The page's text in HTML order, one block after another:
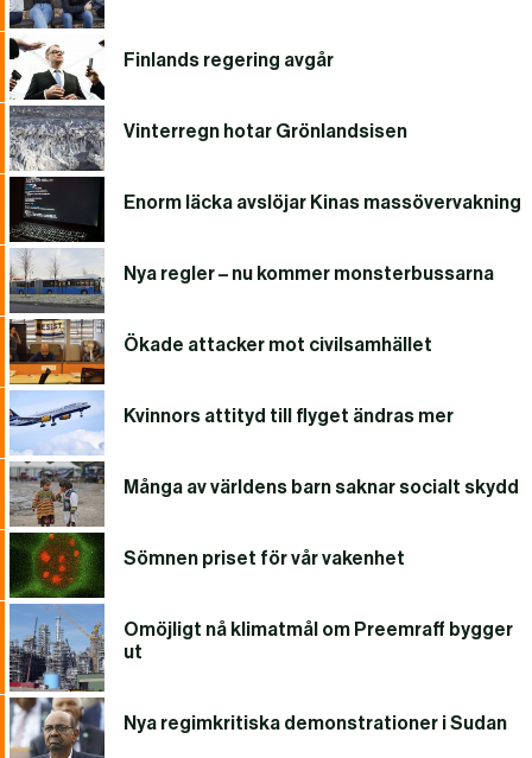
Finlands regering avgår
Vinterregn hotar Grönlandsisen
Enorm läcka avslöjar Kinas massövervakning
Nya regler – nu kommer monsterbussarna
Ökade attacker mot civilsamhället
Kvinnors attityd till flyget ändras mer
Många av världens barn saknar socialt skydd
Sömnen priset för vår vakenhet
Omöjligt nå klimatmål om Preemraff bygger
ut
Nya regimkritiska demonstrationer i Sudan